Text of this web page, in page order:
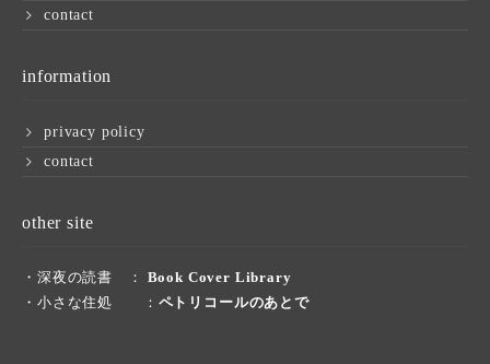
contact
information
privacy policy
contact
other site
・深夜の読書 ：
Book Cover Library
・小さな住処 ： ペトリコールのあとで